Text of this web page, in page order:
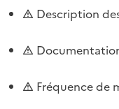
Description
Fréquence de